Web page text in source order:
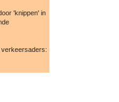
'knippen' in
verkeersaders: